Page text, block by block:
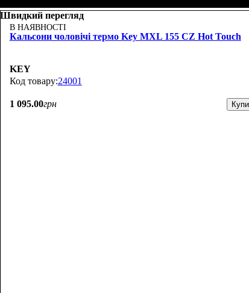
Швидкий перегляд
В НАЯВНОСТІ
Кальсони чоловічі термо Key MXL 155 CZ Hot Touch
KEY
24001
1 095.00грн